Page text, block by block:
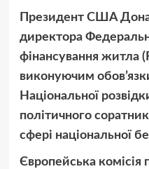
Президент США
директора
фінансування житла
виконуючим
Національної
політичного
сфері національної
Європейська комісія